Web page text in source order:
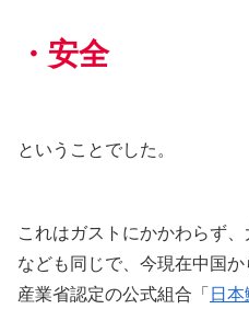
・安全
ということでした。
これはガストにかかわらず
なども同じで、今現在中国
産業省認定の公式組合「 日